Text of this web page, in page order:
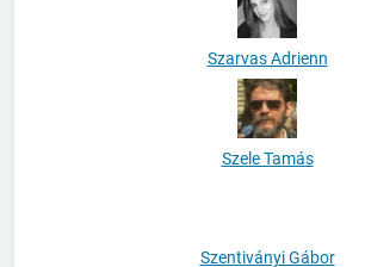
Szarvas Adrienn